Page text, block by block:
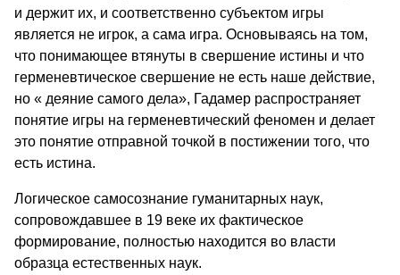
и держит их, и соответственно субъектом игры
является не игрок, а сама игра. Основываясь на том,
что понимающее втянуты в свершение истины и что
герменевтическое свершение не есть наше действие,
но « деяние самого дела», Гадамер распространяет
понятие игры на герменевтический феномен и делает
это понятие отправной точкой в постижении того, что
есть истина.
Логическое самосознание гуманитарных наук,
сопровождавшее в 19 веке их фактическое
формирование, полностью находится во власти
образца естественных наук.